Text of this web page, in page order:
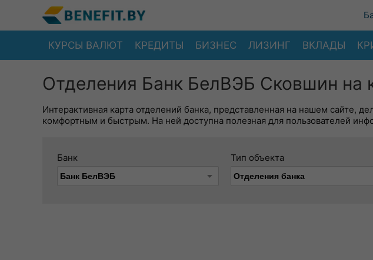
КУРСЫ ВАЛЮТ КРЕДИТЫ БИЗНЕС ЛИЗИНГ ВКЛАДЫ
Отделения Банк БелВЭБ Сковшин на
Интерактивная карта отделений банка, представленная на нашем сайте,
комфортным и быстрым. На ней доступна полезная для пользователей
Банк Тип объекта